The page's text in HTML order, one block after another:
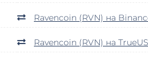
Ravencoin (RVN) на
Ravencoin (RVN) на